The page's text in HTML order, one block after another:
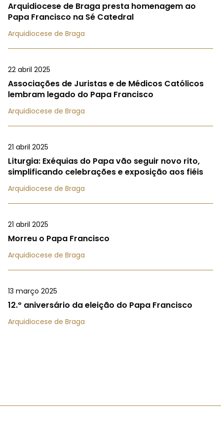
Arquidiocese de Braga presta homenagem ao
Papa Francisco na Sé Catedral
Arquidiocese de Braga
22 abril 2025
Associações de Juristas e de Médicos Católicos
lembram legado do Papa Francisco
Arquidiocese de Braga
21 abril 2025
Liturgia: Exéquias do Papa vão seguir novo rito,
simplificando celebrações e exposição aos fiéis
Arquidiocese de Braga
21 abril 2025
Morreu o Papa Francisco
Arquidiocese de Braga
13 março 2025
12.º aniversário da eleição do Papa Francisco
Arquidiocese de Braga